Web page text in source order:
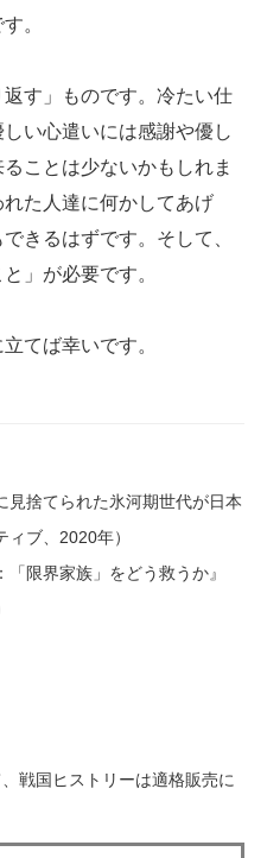
。
す」ものです。冷たい仕
い心遣いには感謝や優し
ことは少ないかもしれま
た人達に何かしてあげ
きるはずです。そして、
」が必要です。
てば幸いです。
見捨てられた氷河期世代が日本
ブ、2020年）
限界家族」をどう救うか』
戦国ヒストリーは適格販売に